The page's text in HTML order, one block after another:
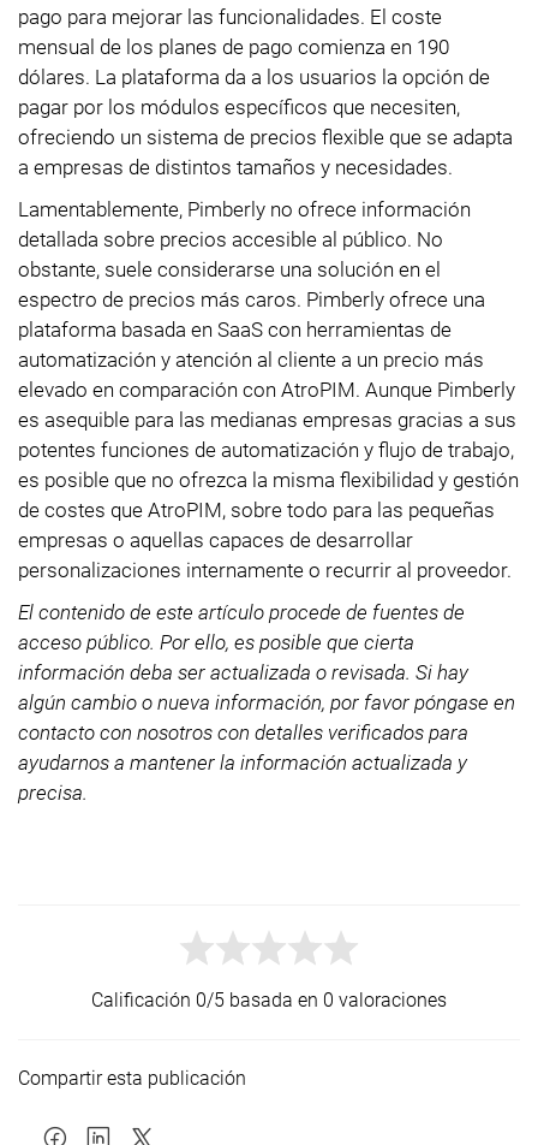
pago para mejorar las funcionalidades. El coste
mensual de los planes de pago comienza en 190
dólares. La plataforma da a los usuarios la opción de
pagar por los módulos específicos que necesiten,
ofreciendo un sistema de precios flexible que se adapta
a empresas de distintos tamaños y necesidades.
Lamentablemente, Pimberly no ofrece información
detallada sobre precios accesible al público. No
obstante, suele considerarse una solución en el
espectro de precios más caros. Pimberly ofrece una
plataforma basada en SaaS con herramientas de
automatización y atención al cliente a un precio más
elevado en comparación con AtroPIM. Aunque Pimberly
es asequible para las medianas empresas gracias a sus
potentes funciones de automatización y flujo de trabajo,
es posible que no ofrezca la misma flexibilidad y gestión
de costes que AtroPIM, sobre todo para las pequeñas
empresas o aquellas capaces de desarrollar
personalizaciones internamente o recurrir al proveedor.
El contenido de este artículo procede de fuentes de
acceso público. Por ello, es posible que cierta
información deba ser actualizada o revisada. Si hay
algún cambio o nueva información, por favor póngase en
contacto con nosotros con detalles verificados para
ayudarnos a mantener la información actualizada y
precisa.
Calificación 0/5 basada en 0 valoraciones
Compartir esta publicación